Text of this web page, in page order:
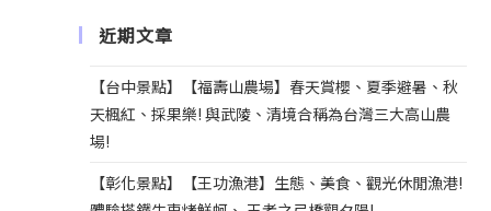
近期文章
【台中景點】【福壽山農場】春天賞櫻、夏季避暑、秋
天楓紅、採果樂! 與武陵、清境合稱為台灣三大高山農
場!
【彰化景點】【王功漁港】生態、美食、觀光休閒漁港!